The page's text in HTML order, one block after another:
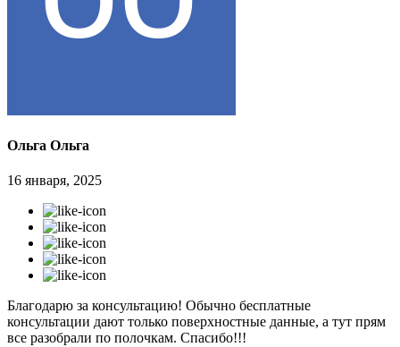
Ольга Ольга
16 января, 2025
Благодарю за консультацию! Обычно бесплатные
консультации дают только поверхностные данные, а тут прям
все разобрали по полочкам. Спасибо!!!